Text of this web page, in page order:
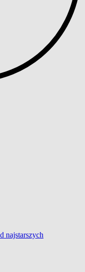
najstarszych